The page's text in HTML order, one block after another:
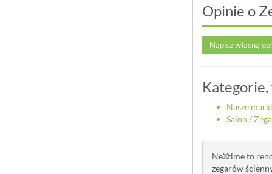
Opinie o
Napisz własną
Nasze marki
Salon /
NeXtime to
zegarów